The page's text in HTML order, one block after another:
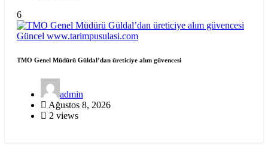
6
Güncel www.tarimpusulasi.com
TMO Genel Müdürü Güldal’dan üreticiye alım güvencesi
admin
Ağustos 8, 2026
2 views